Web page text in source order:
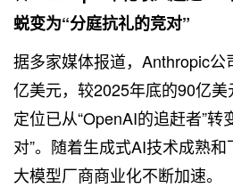
蜕变为“分庭抗礼的竞对”
据多家媒体报道，Anthropic
亿美元，较2025年底的90亿
定位已从“OpenAI的追赶者”转
对”。随着生成式AI技术成熟和
大模型厂商商业化不断加速。